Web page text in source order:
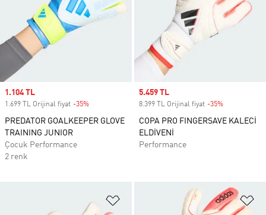
Sale price
1.104 TL
1.699 TL Orijinal fiyat -35%
PREDATOR GOALKEEPER GLOVE
TRAINING JUNIOR
Çocuk Performance
2 renk
Sale price
5.459 TL
8.399 TL Orijinal fiyat -35%
COPA PRO FINGERSAVE KALECİ
ELDİVENİ
Performance
Favori Listesine Ekle